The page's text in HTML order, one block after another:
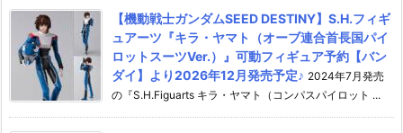
【機動戦士ガンダムSEED DESTINY】S.H.フィギ
ュアーツ『キラ・ヤマト（オーブ連合首長国パイ
ロットスーツVer.）』可動フィギュア予約【バン
ダイ】より2026年12月発売予定♪ 2024年7月発売
の『S.H.Figuarts キラ・ヤマト（コンパスパイロット ...